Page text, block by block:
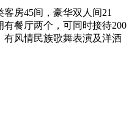
房45间，豪华双人间21
餐厅两个，可同时接待200
有风情民族歌舞表演及洋酒